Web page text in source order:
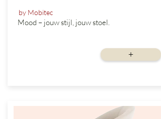
by Mobitec
Mood – jouw stijl, jouw stoel.
+